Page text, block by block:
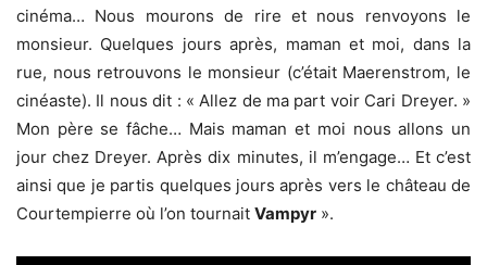
cinéma… Nous mourons de rire et nous renvoyons le
monsieur. Quelques jours après, maman et moi, dans la
rue, nous retrouvons le monsieur (c’était Maerenstrom, le
cinéaste). Il nous dit : « Allez de ma part voir Cari Dreyer. »
Mon père se fâche… Mais maman et moi nous allons un
jour chez Dreyer. Après dix minutes, il m’engage… Et c’est
ainsi que je partis quelques jours après vers le château de
Courtempierre où l’on tournait Vampyr ».